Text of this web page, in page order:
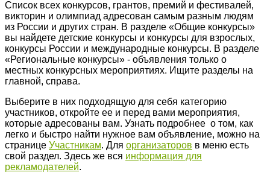
Список всех конкурсов, грантов, премий и фестивалей,
викторин и олимпиад адресован самым разным людям
из России и других стран. В разделе «Общие конкурсы»
вы найдете детские конкурсы и конкурсы для взрослых,
конкурсы России и международные конкурсы. В разделе
«Региональные конкурсы» - объявления только о
местных конкурсных мероприятиях. Ищите разделы на
главной, справа.
Выберите в них подходящую для себя категорию
участников, откройте ее и перед вами мероприятия,
которые адресованы вам. Узнать подробнее о том, как
легко и быстро найти нужное вам объявление, можно на
странице Участникам. Для организаторов в меню есть
свой раздел. Здесь же вся информация для
рекламодателей.